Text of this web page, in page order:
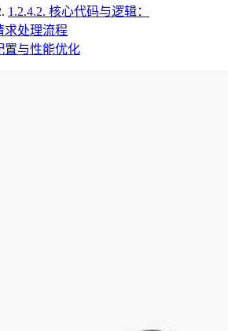
1.2.4.2. 核心代码与逻辑：
求处理流程
置与性能优化